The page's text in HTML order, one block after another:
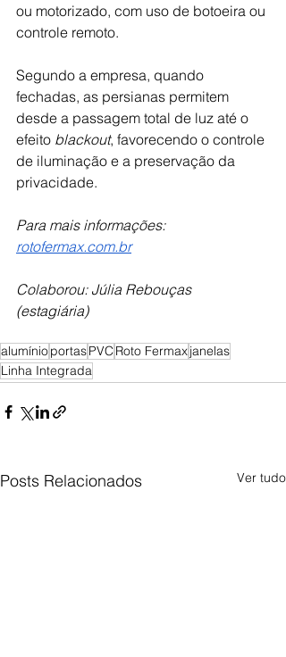
ou motorizado, com uso de botoeira ou
controle remoto.
Segundo a empresa, quando
fechadas, as persianas permitem
desde a passagem total de luz até o
efeito blackout, favorecendo o controle
de iluminação e a preservação da
privacidade.
Para mais informações:
rotofermax.com.br
Colaborou: Júlia Rebouças
(estagiária)
alumínioportasPVCRoto Fermaxjanelas
Linha Integrada
Posts Relacionados Ver tudo